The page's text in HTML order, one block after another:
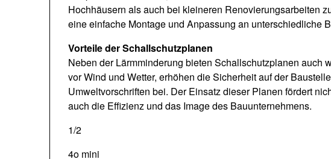
Hochhäusern als auch bei kleineren Renovierungsarbeiten
eine einfache Montage und Anpassung an unterschiedliche
Vorteile der Schallschutzplanen
Neben der Lärmminderung bieten Schallschutzplanen auch
vor Wind und Wetter, erhöhen die Sicherheit auf der
Umweltvorschriften bei. Der Einsatz dieser Planen fördert
auch die Effizienz und das Image des Bauunternehmens.
1/2
4o mini